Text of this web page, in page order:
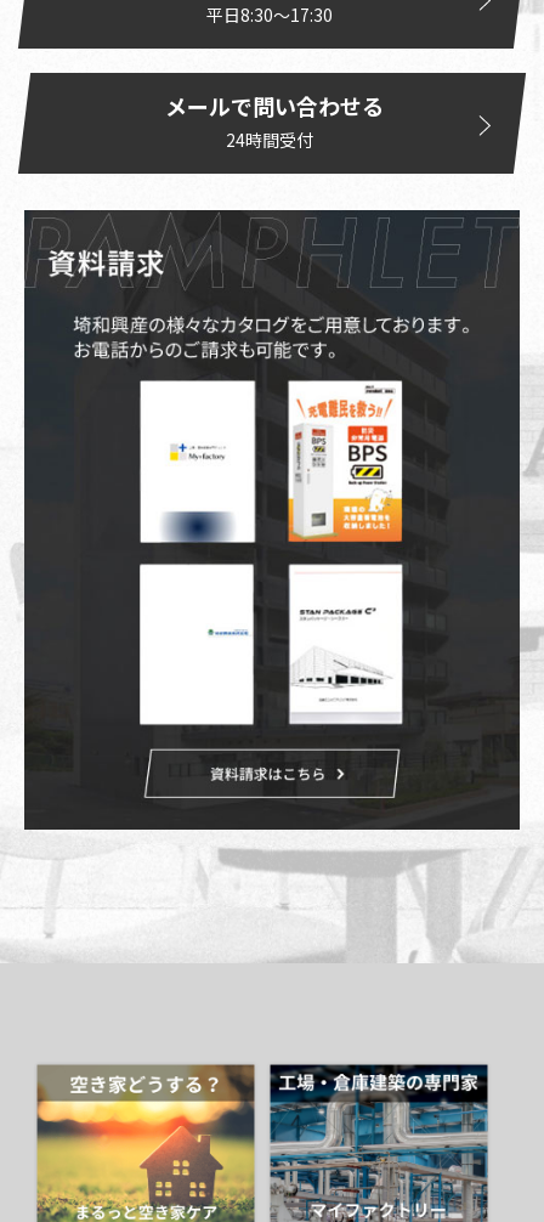
平日8:30〜17:30
メールで問い合わせる
24時間受付